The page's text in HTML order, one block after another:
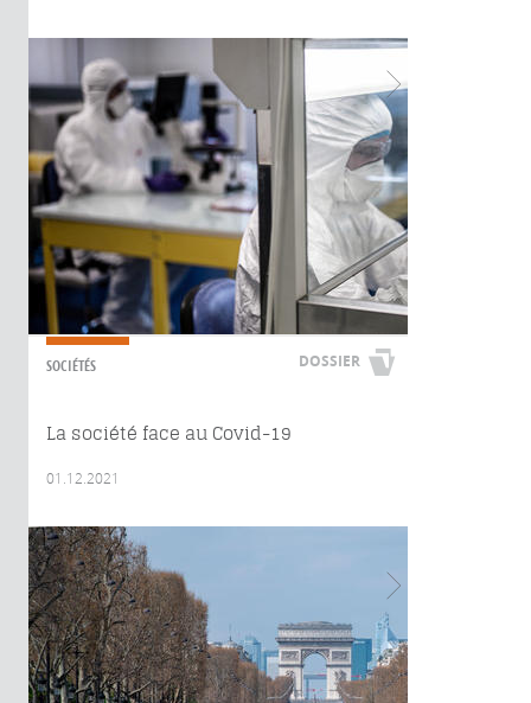
SOCIÉTÉS DOSSIER
La société face au Covid-19
01.12.2021